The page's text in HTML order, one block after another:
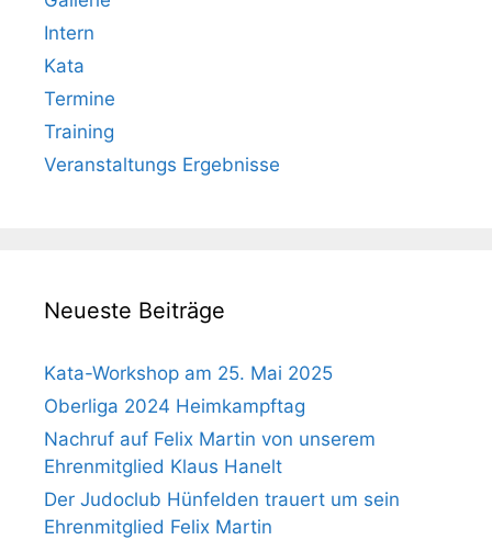
Intern
Kata
Termine
Training
Veranstaltungs Ergebnisse
Neueste Beiträge
Kata-Workshop am 25. Mai 2025
Oberliga 2024 Heimkampftag
Nachruf auf Felix Martin von unserem
Ehrenmitglied Klaus Hanelt
Der Judoclub Hünfelden trauert um sein
Ehrenmitglied Felix Martin